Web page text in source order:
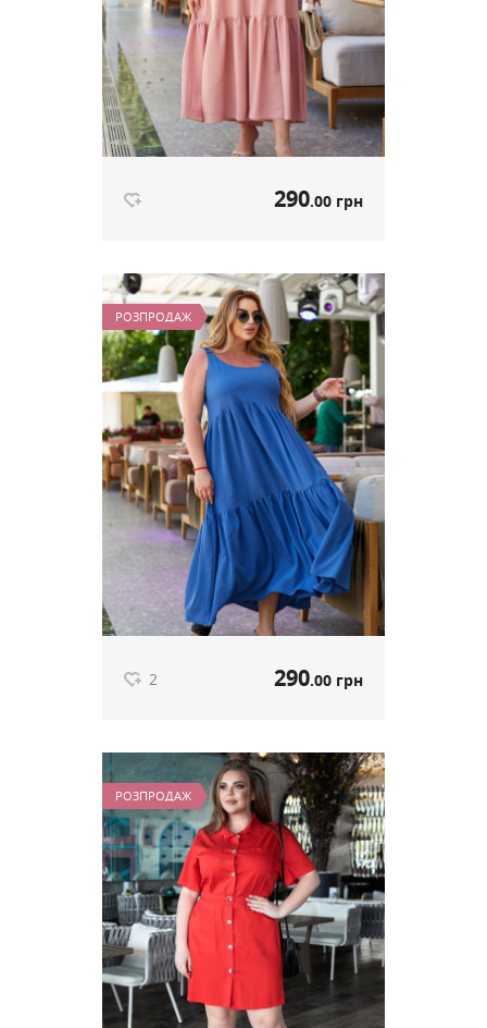
290.00 грн
Літня сукня-сарафан пудра
артикул 589
Ціна 290.00 грн
РОЗПРОДАЖ
2 290.00 грн
Літня сукня-сарафан синій
артикул 589
Ціна 290.00 грн
РОЗПРОДАЖ